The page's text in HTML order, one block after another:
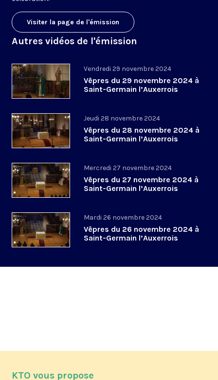
Visiter la page de l'émission
Autres vidéos de l'émission
Vendredi 29 novembre 2024
Vêpres du 29 novembre 2024 à
Saint-Germain l’Auxerrois
Jeudi 28 novembre 2024
Vêpres du 28 novembre 2024 à
Saint-Germain l’Auxerrois
Mercredi 27 novembre 2024
Vêpres du 27 novembre 2024 à
Saint-Germain l’Auxerrois
Mardi 26 novembre 2024
Vêpres du 26 novembre 2024 à
Saint-Germain l’Auxerrois
KTO vous propose